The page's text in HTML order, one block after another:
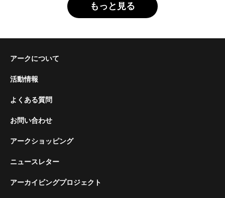
もっと見る
アークについて
活動情報
よくある質問
お問い合わせ
アークショッピング
ニュースレター
アーカイビングプロジェクト